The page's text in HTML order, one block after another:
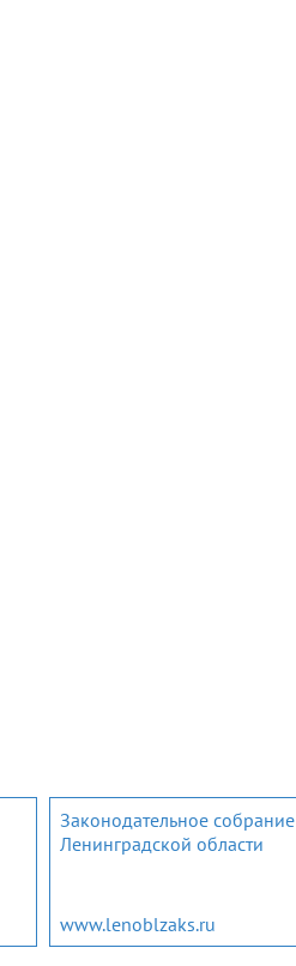
Законодательное собрание
Ленинградской области
www.lenoblzaks.ru